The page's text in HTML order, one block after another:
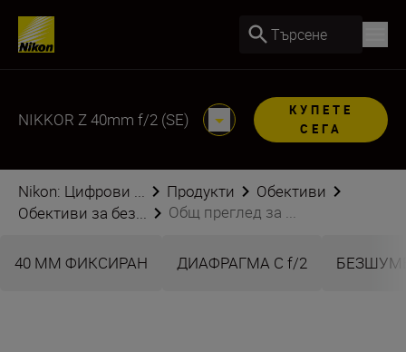
Търсене
NIKKOR Z 40mm f/2 (SE)
КУПЕТЕ
СЕГА
Nikon: Цифрови ... Продукти
Обективи
Обективи за без...
Общ преглед за ...
40 ММ ФИКСИРАН ДИАФРАГМА С f/2